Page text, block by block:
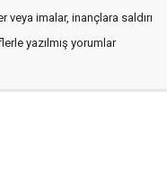
imalar, inançlara saldırı
yazılmış yorumlar